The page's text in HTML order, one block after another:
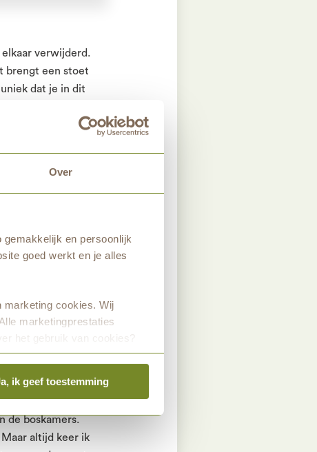
Over
en persoonlijk
goed werkt en je alles
marketing cookies. Wij
marketingprestaties
het gebruik van cookies?
ik geef toestemming
verwijderd.
brengt een stoet
dat je in dit
Tijdens mijn
volgde ik een
vluchtelingen. Op
ondersteun ik bij
ik de verhalen
interview met
over ons
de bloeiende
de boskamers.
altijd keer ik